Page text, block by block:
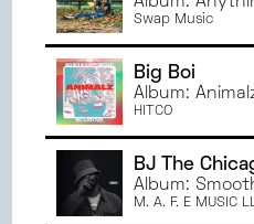
NOVEMBRE2024
OCTOBRE
SEPTEMBRE2024
JUIN2024
MAI2024
AVRIL
MARS
2024
FÉVRIER2024
TOULOUSE
AMIENS
BORDEAUX
ORLÉANS
BESANÇON
MONTPELLIER
BREST
TOURS
Swap Music
Big Boi
Album:
HITCO
BJ The
Album:
M. A. F. E MUSIC